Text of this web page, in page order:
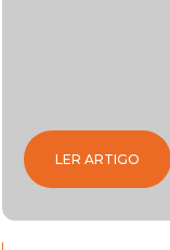
LER ARTIGO